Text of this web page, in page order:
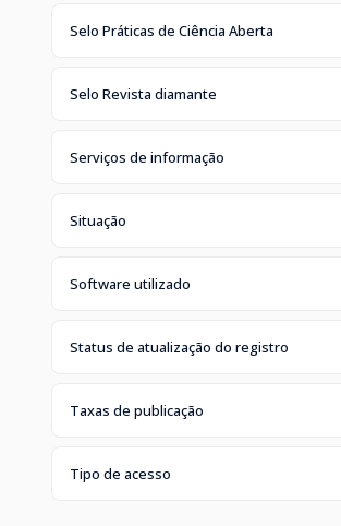
Selo Práticas de Ciência Aberta
Selo Revista diamante
Serviços de informação
Situação
Software utilizado
Status de atualização do registro
Taxas de publicação
Tipo de acesso